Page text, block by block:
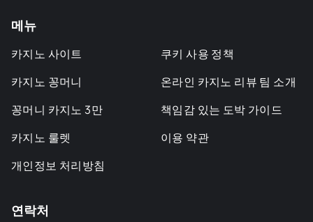
메뉴
카지노 사이트
카지노 꽁머니
꽁머니 카지노 3만
카지노 룰렛
개인정보 처리방침
쿠키 사용 정책
온라인 카지노 리뷰 팀 소개
책임감 있는 도박 가이드
이용 약관
연락처